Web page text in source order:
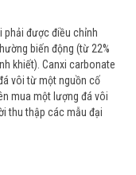
phải được điều chỉnh
biến động (từ 22%
khiết). Canxi carbonate
vôi từ một nguồn cố
mua một lượng đá vôi
thu thập các mẫu đại